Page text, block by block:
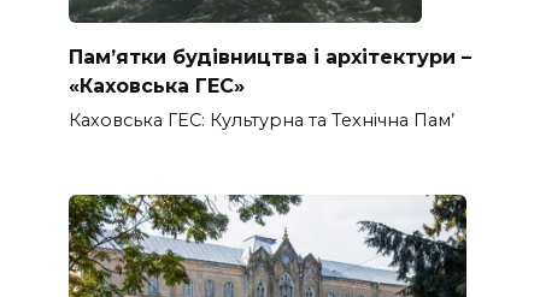
Пам’ятки будівництва і архітектури –
«Каховська ГЕС»
Каховська ГЕС: Культурна та Технічна Пам’